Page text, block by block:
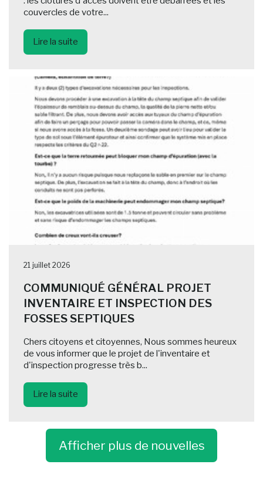
couvercles de votre...
Lire la suite
21 juillet 2026
COMMUNIQUÉ GÉNÉRAL PROJET
INVENTAIRE ET INSPECTION DES
FOSSES SEPTIQUES
Chers citoyens et citoyennes, Nous sommes heureux
de vous informer que le projet de l'inventaire et
d'inspection progresse très b...
Lire la suite
Afficher plus de nouvelles